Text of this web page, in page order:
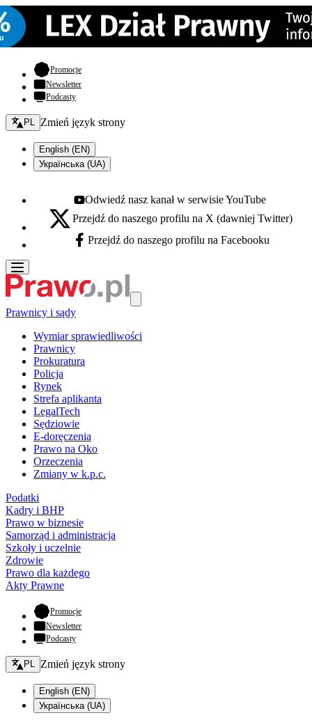
Promocje- otwiera się w nowej karcie
Newsletter
Podcasty
Zmień język - bieżący:
PL Zmień język strony
English (EN)
Українська (UA)
Youtube - otwiera się w nowej karcie
Odwiedź nasz kanał w serwisie YouTube
X - otwiera się w nowej karcie
Przejdź do naszego profilu na X (dawniej Twitter)
Facebook - otwiera się w nowej karcie
Przejdź do naszego profilu na Facebooku
Prawnicy i sądy
Wymiar sprawiedliwości
Prawnicy
Prokuratura
Policja
Rynek
Strefa aplikanta
LegalTech
Sędziowie
E-doręczenia
Prawo na Oko
Orzeczenia
Zmiany w k.p.c.
Podatki
Kadry i BHP
Prawo w biznesie
Samorząd i administracja
Szkoły i uczelnie
Zdrowie
Prawo dla każdego
Akty Prawne
Promocje- otwiera się w nowej karcie
Newsletter
Podcasty
Zmień język - bieżący:
PL Zmień język strony
English (EN)
Українська (UA)